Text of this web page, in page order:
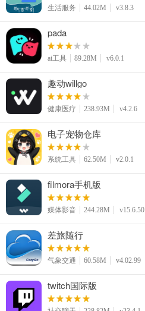
生活服务 44.02M v3.8.3
pada
ai工具 89.28M v6.0.1
趣动willgo
健康医疗 238.93M v4.2.6
电子宠物仓库
系统工具 62.50M v2.0.1
filmora手机版
媒体影音 244.28M v15.6.50
差旅随行
气象交通 60.58M v4.02.99
twitch国际版